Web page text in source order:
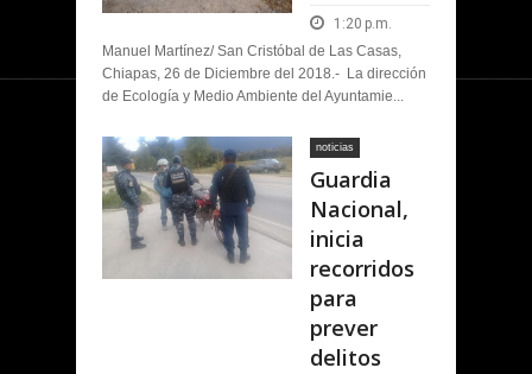
1:20 p.m.
Manuel Martínez/ San Cristóbal de Las Casas,
Chiapas, 26 de Diciembre del 2018.- La dirección
de Ecología y Medio Ambiente del Ayuntamie...
noticias
Guardia
Nacional,
inicia
recorridos
para
prever
delitos